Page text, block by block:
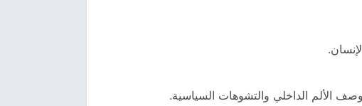
الألم الداخلي والتشوهات السياسية.